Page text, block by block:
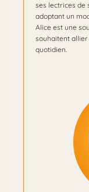
ses lectrices de
adoptant un
Alice est une
souhaitent
quotidien.